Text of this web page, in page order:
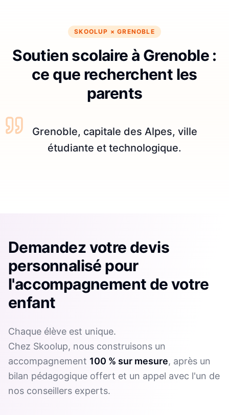
SKOOLUP ×GRENOBLE
Soutien scolaire à Grenoble :
ce que recherchent les
parents
Grenoble, capitale des Alpes, ville
étudiante et technologique.
Demandez votre devis
personnalisé pour
l'accompagnement de votre
enfant
Chaque élève est unique.
Chez Skoolup, nous construisons un
accompagnement 100 % sur mesure, après un
bilan pédagogique offert et un appel avec l'un de
nos conseillers experts.